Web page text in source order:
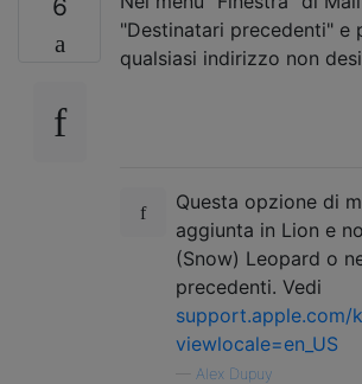
6
"Destinatari precedenti" e
qualsiasi indirizzo non
Questa opzione di
aggiunta in Lion e
(Snow) Leopard o
precedenti. Vedi
support.apple.com/
viewlocale=en_US
Alex Dupuy